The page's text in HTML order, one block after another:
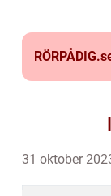
RÖRPÅDIG.
31 oktober